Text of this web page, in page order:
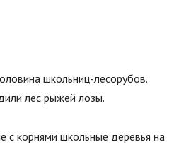
школьниц-лесорубов.
лес рыжей лозы.
с корнями школьные деревья на